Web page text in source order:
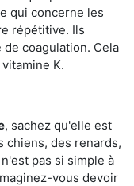
qui concerne les
répétitive. Ils
coagulation. Cela
K.
, sachez qu'elle est
chiens, des renards,
pas si simple à
vous devoir